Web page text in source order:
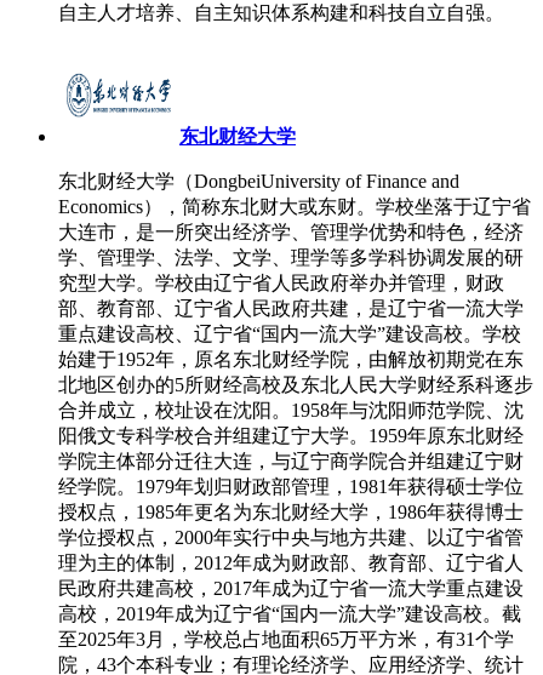
自主人才培养、自主知识体系构建和科技自立自强。
东北财经大学
东北财经大学（DongbeiUniversity of Finance and
Economics），简称东北财大或东财。学校坐落于辽宁省
大连市，是一所突出经济学、管理学优势和特色，经济
学、管理学、法学、文学、理学等多学科协调发展的研
究型大学。学校由辽宁省人民政府举办并管理，财政
部、教育部、辽宁省人民政府共建，是辽宁省一流大学
重点建设高校、辽宁省“国内一流大学”建设高校。学校
始建于1952年，原名东北财经学院，由解放初期党在东
北地区创办的5所财经高校及东北人民大学财经系科逐步
合并成立，校址设在沈阳。1958年与沈阳师范学院、沈
阳俄文专科学校合并组建辽宁大学。1959年原东北财经
学院主体部分迁往大连，与辽宁商学院合并组建辽宁财
经学院。1979年划归财政部管理，1981年获得硕士学位
授权点，1985年更名为东北财经大学，1986年获得博士
学位授权点，2000年实行中央与地方共建、以辽宁省管
理为主的体制，2012年成为财政部、教育部、辽宁省人
民政府共建高校，2017年成为辽宁省一流大学重点建设
高校，2019年成为辽宁省“国内一流大学”建设高校。截
至2025年3月，学校总占地面积65万平方米，有31个学
院，43个本科专业；有理论经济学、应用经济学、统计